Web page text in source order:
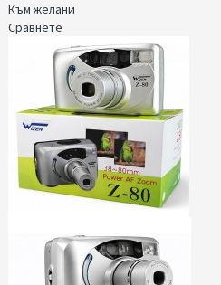
Към желани
Сравнете